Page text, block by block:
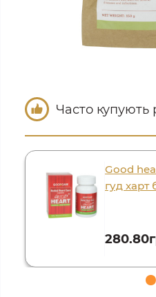
Часто купують
Good
гуд харт